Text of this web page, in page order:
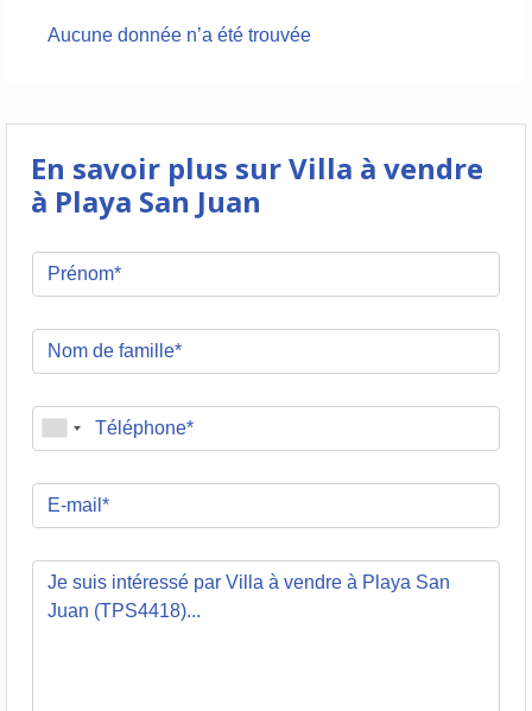
Aucune donnée n’a été trouvée
En savoir plus sur Villa à vendre
à Playa San Juan